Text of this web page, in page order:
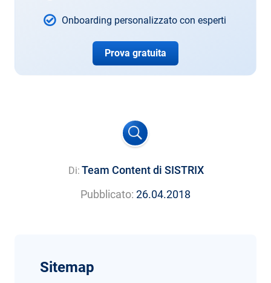
Onboarding personalizzato con esperti
Prova gratuita
Di: Team Content di SISTRIX
Pubblicato: 26.04.2018
Sitemap